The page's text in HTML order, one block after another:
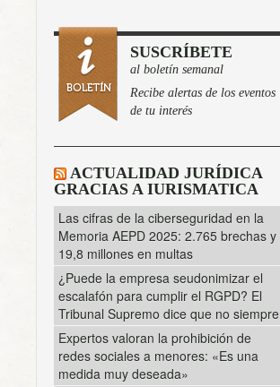
SUSCRÍBETE
al boletín semanal
Recibe alertas de los eventos
de tu interés
ACTUALIDAD JURÍDICA
GRACIAS A IURISMATICA
Las cifras de la ciberseguridad en la
Memoria AEPD 2025: 2.765 brechas y
19,8 millones en multas
¿Puede la empresa seudonimizar el
escalafón para cumplir el RGPD? El
Tribunal Supremo dice que no siempre
Expertos valoran la prohibición de
redes sociales a menores: «Es una
medida muy deseada»